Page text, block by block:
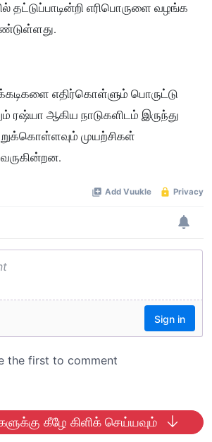
தட்டுப்பாடின்றி எரிபொருளை வழங்க
எதிர்கொள்ளும் பொருட்டு
ரஷ்யா ஆகிய நாடுகளிடம் இருந்து
முயற்சிகள்
கீழே கிளிக் செய்யவும்